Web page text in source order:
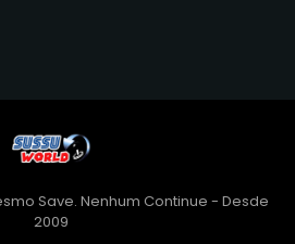
Save. Nenhum Continue - Desde
2009